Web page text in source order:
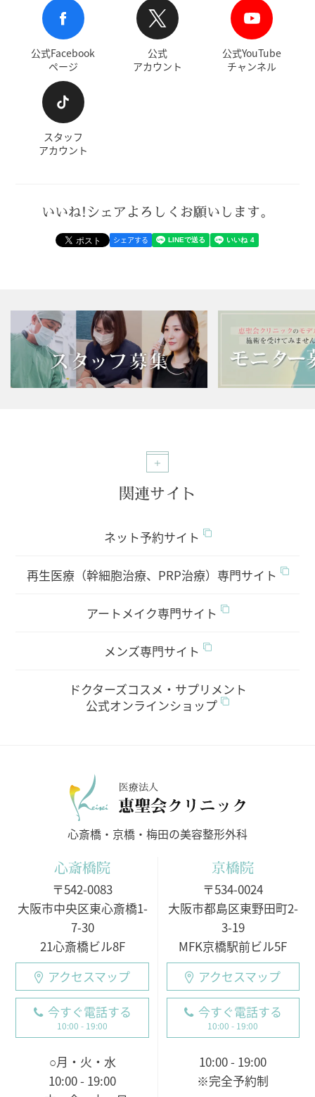
公式Facebook
ページ
公式
アカウント
公式YouTube
チャンネル
スタッフ
アカウント
いいね!シェアよろしくお願いします。
シェアする
関連サイト
ネット予約サイト
再生医療（幹細胞治療、PRP治療）専門サイト
アートメイク専門サイト
メンズ専門サイト
ドクターズコスメ・サプリメント
公式オンラインショップ
医療法人
心斎橋・京橋・梅田の美容整形外科
心斎橋院
〒542-0083
大阪市中央区東心斎橋1-
7-30
21心斎橋ビル8F
アクセスマップ
今すぐ電話する
10:00 - 19:00
○月・火・水
10:00 - 19:00
京橋院
〒534-0024
大阪市都島区東野田町2-
3-19
MFK京橋駅前ビル5F
アクセスマップ
今すぐ電話する
10:00 - 19:00
10:00 - 19:00
※完全予約制